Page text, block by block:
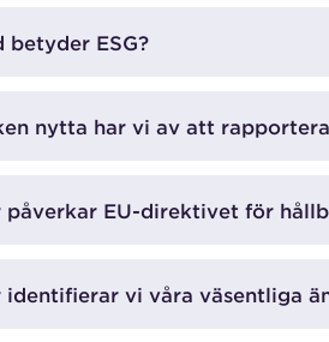
betyder ESG?
nytta har vi av att
påverkar EU-direktivet för
identifierar vi våra väsentliga